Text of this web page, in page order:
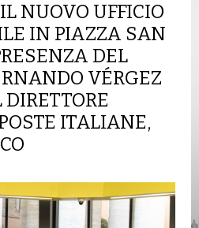
NUOVO UFFICIO
IN PIAZZA SAN
DEL
VÉRGEZ
ITALIANE,